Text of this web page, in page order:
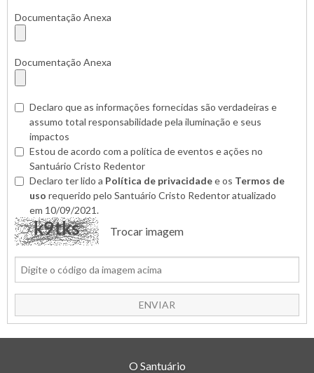
Documentação Anexa
Documentação Anexa
Declaro que as informações fornecidas são verdadeiras e
assumo total responsabilidade pela iluminação e seus
impactos
Estou de acordo com a política de eventos e ações no
Santuário Cristo Redentor
Declaro ter lido a Política de privacidadee os Termos de
uso requerido pelo Santuário Cristo Redentor atualizado
em 10/09/2021.
Trocar imagem
ENVIAR
O Santuário